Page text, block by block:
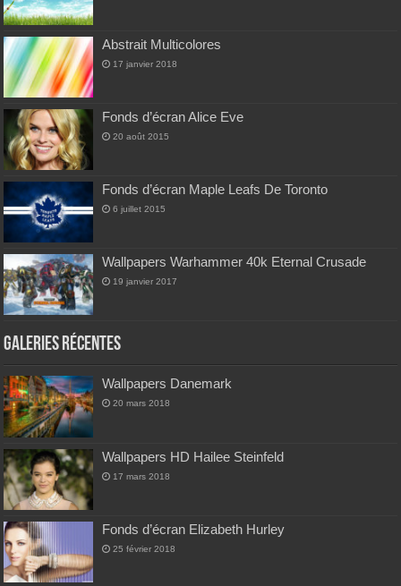
Abstrait Multicolores
17 janvier 2018
Fonds d’écran Alice Eve
20 août 2015
Fonds d’écran Maple Leafs De Toronto
6 juillet 2015
Wallpapers Warhammer 40k Eternal Crusade
19 janvier 2017
Galeries Récentes
Wallpapers Danemark
20 mars 2018
Wallpapers HD Hailee Steinfeld
17 mars 2018
Fonds d’écran Elizabeth Hurley
25 février 2018